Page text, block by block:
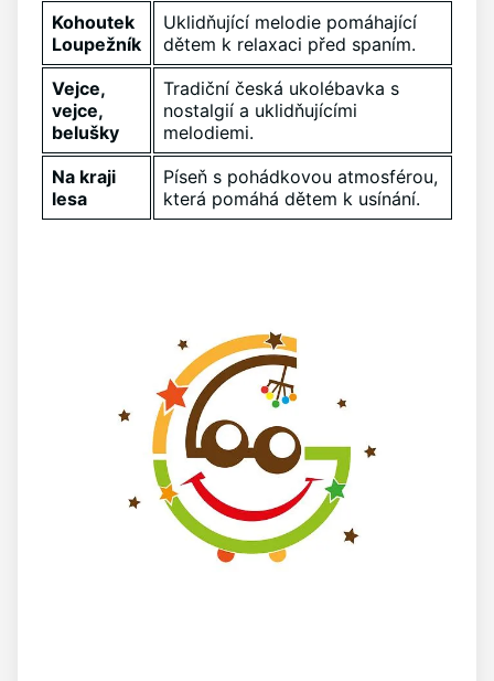
Kohoutek
⁢Loupežník
Uklidňující melodie pomáhající
‌dětem k relaxaci ‍před spaním.
Vejce,
vejce,
belušky
Tradiční česká ukolébavka s
nostalgií a uklidňujícími
melodiemi.
Na kraji
lesa
Píseň s pohádkovou atmosférou,
která pomáhá dětem k⁣ usínání.